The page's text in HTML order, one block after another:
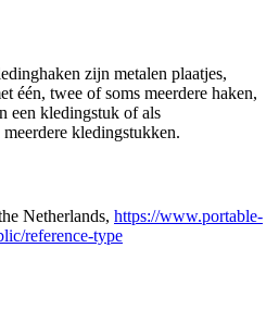
zijn metalen plaatjes,
één, twee of soms meerdere haken,
een kledingstuk of als
kledingstukken.
Netherlands, https://www.portable-
reference-type